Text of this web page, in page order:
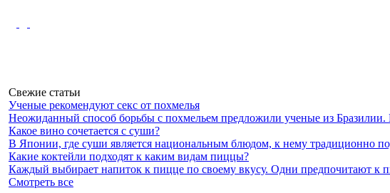
Свежие статьи
Ученые рекомендуют секс от похмелья
Неожиданный способ борьбы с похмельем предложили ученые из
Какое вино сочетается с суши?
В Японии, где суши является национальным блюдом, к нему традиционно
Какие коктейли подходят к каким видам пиццы?
Каждый выбирает напиток к пицце по своему вкусу. Одни предпочитают к
Смотреть все